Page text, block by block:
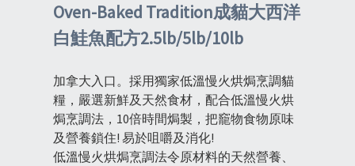
Oven-Baked Tradition成貓大西洋
白鮭魚配方2.5lb/5lb/10lb
加拿大入口。採用獨家低溫慢火烘焗烹調貓
糧，嚴選新鮮及天然食材，配合低溫慢火烘
焗烹調法，10倍時間焗製，把竉物食物原味
及營養鎖住! 易於咀嚼及消化!
低溫慢火烘焗烹調法令原材料的天然營養、